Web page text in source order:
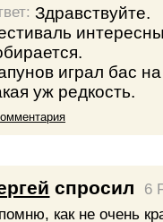
Здравствуйте.
играл бас
уж редкость.
спросил
6
как не очень